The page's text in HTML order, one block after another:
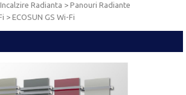
Incalzire Radianta > Panouri Radiante
> ECOSUN GS Wi-Fi